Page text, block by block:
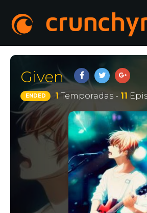
Given
ENDED 1 Temporadas - 11